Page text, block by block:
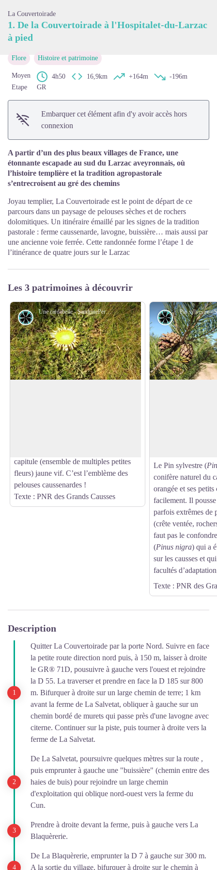
La Couvertoirade
1. De la Couvertoirade à l'Hospitalet-du-Larzac
à pied
Flore Histoire et patrimoine
Moyen 4h50 16,9km +164m
-196m
Etape
GR
Embarquer cet élément afin d'y avoir accès hors
connexion
A partir d’un des plus beaux villages de France, une
étonnante escapade au sud du Larzac aveyronnais, où
l’histoire templière et la tradition agropastorale
s’entrecroisent au gré des chemins
Joyau templier, La Couvertoirade est le point de départ de ce
parcours dans un paysage de pelouses sèches et de rochers
dolomitiques. Un itinéraire émaillé par les signes de la tradition
pastorale : ferme caussenarde, lavogne, buissière… mais aussi par
une ancienne voie ferrée. Cette randonnée forme l’étape 1 de
l’itinérance de quatre jours sur le Larzac
Les 3 patrimoines à découvrir
Une cardabelle - SandrinePerego
Flore
capitule (ensemble de multiples petites
fleurs) jaune vif. C’est l’emblème des
pelouses caussenardes !
Texte : PNR des Grands Causses
Pin sylvestre -
Flore
Le Pin sylvestre (
conifère naturel du
orangée et ses
facilement. Il
parfois extrêmes de
(crête ventée,
faut pas le
(Pinus nigra) qui a
sur les causses et
facultés
Texte : PNR des
Description
Quitter La Couvertoirade par la porte Nord. Suivre en face
la petite route direction nord puis, à 150 m, laisser à droite
le GR® 71D, pousuivre à gauche vers l'ouest et rejoindre
la D 55. La traverser et prendre en face la D 185 sur 800
m. Bifurquer à droite sur un large chemin de terre; 1 km
avant la ferme de La Salvetat, obliquer à gauche sur un
chemin bordé de murets qui passe près d'une lavogne avec
citerne. Continuer sur la piste, puis tourner à droite vers la
ferme de La Salvetat.
De La Salvetat, poursuivre quelques mètres sur la route ,
puis emprunter à gauche une "buissière" (chemin entre des
haies de buis) pour rejoindre un large chemin
d'exploitation qui oblique nord-ouest vers la ferme du
Cun.
Prendre à droite devant la ferme, puis à gauche vers La
Blaquèrerie.
De La Blaquèrerie, emprunter la D 7 à gauche sur 300 m.
A la sortie du village, bifurquer à droite sur le chemin à